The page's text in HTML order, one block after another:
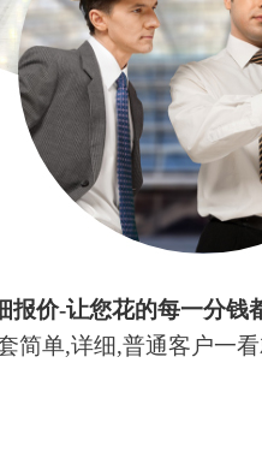
价-让您花的每一分钱
简单,详细,普通客户一